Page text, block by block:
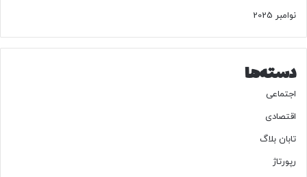
ن
نوامبر 2025
دسته‌ها
اجتماعی
اقتصادی
تابان بلاگ
رپورتاژ